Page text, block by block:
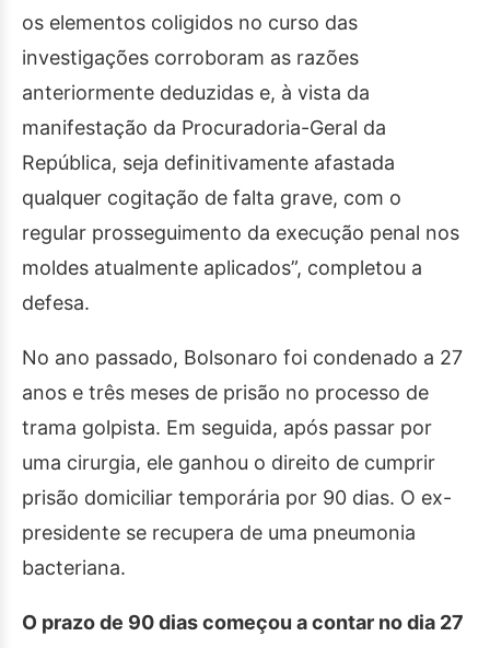
os elementos coligidos no curso das
investigações corroboram as razões
anteriormente deduzidas e, à vista da
manifestação da Procuradoria-Geral da
República, seja definitivamente afastada
qualquer cogitação de falta grave, com o
regular prosseguimento da execução penal nos
moldes atualmente aplicados”, completou a
defesa.
No ano passado, Bolsonaro foi condenado a 27
anos e três meses de prisão no processo de
trama golpista. Em seguida, após passar por
uma cirurgia, ele ganhou o direito de cumprir
prisão domiciliar temporária por 90 dias. O ex-
presidente se recupera de uma pneumonia
bacteriana.
O prazo de 90 dias começou a contar no dia 27